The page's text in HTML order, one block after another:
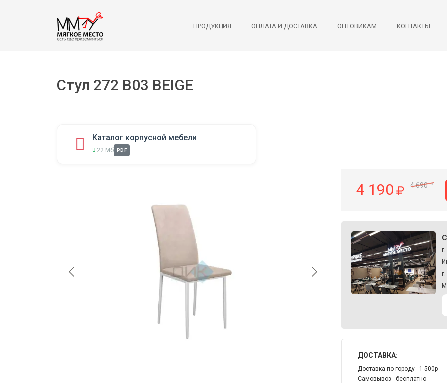
ПРОДУКЦИЯ ОПЛАТА И ДОСТАВКА ОПТОВИКАМ КОНТАКТЫ
Стул 272 B03 BEIGE
Каталог корпусной мебели
22 Мб PDF
4 190 4 690
ДОСТАВКА:
Доставка по городу - 1 500р
Самовывоз - бесплатно